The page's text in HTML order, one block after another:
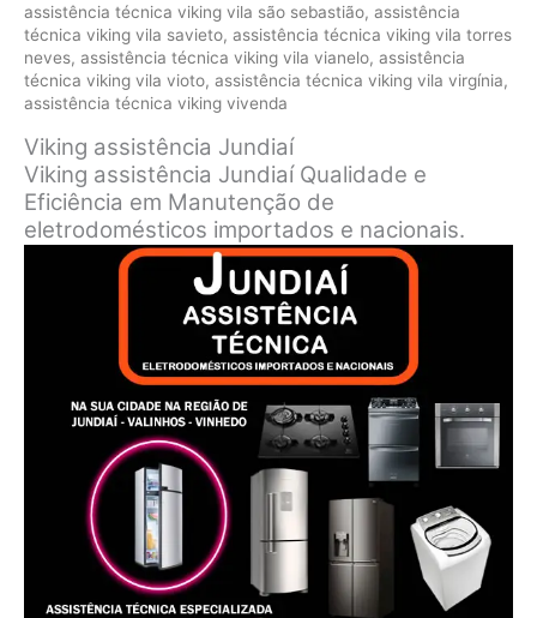
assistência técnica viking vila são sebastião, assistência
técnica viking vila savieto, assistência técnica viking vila torres
neves, assistência técnica viking vila vianelo, assistência
técnica viking vila vioto, assistência técnica viking vila virgínia,
assistência técnica viking vivenda
Viking assistência Jundiaí
Viking assistência Jundiaí Qualidade e
Eficiência em Manutenção de
eletrodomésticos importados e nacionais.